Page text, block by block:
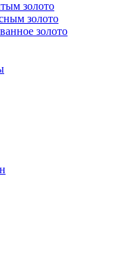
золото
золото
золото